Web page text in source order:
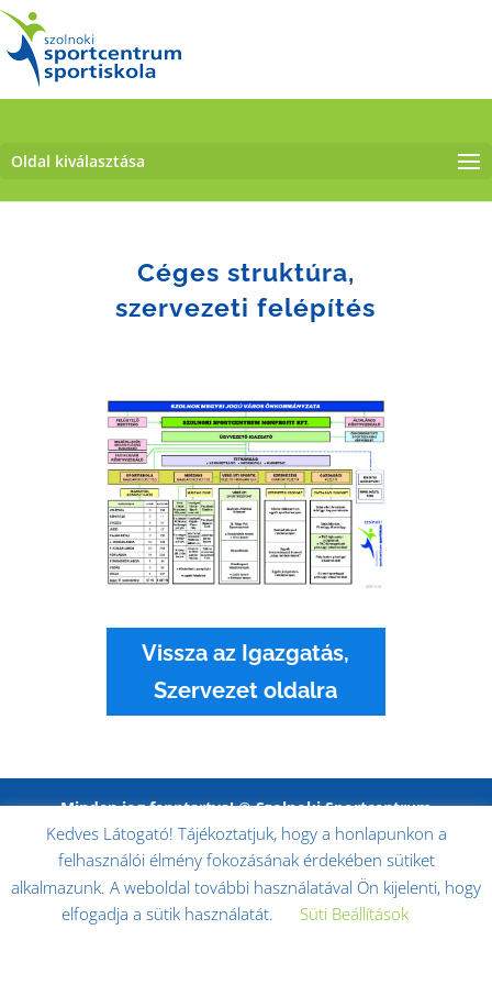
Oldal kiválasztása
Céges struktúra,
szervezeti felépítés
Vissza az Igazgatás,
Szervezet oldalra
Minden jog fenntartva! © Szolnoki Sportcentrum
Nonprofit Kft. 2017. -Impresszum | Adatkezelési
tájékoztató|Adatkezelési tájékoztató kiegészítése
Kedves Látogató! Tájékoztatjuk, hogy a honlapunkon a
felhasználói élmény fokozásának érdekében sütiket
alkalmazunk. A weboldal további használatával Ön kijelenti, hogy
elfogadja a sütik használatát.
Süti Beállítások